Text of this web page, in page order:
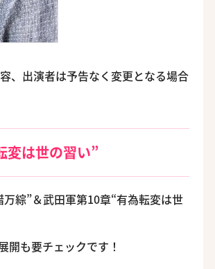
、出演者は予告なく変更となる場合
変は世の習い”
綜”＆武田軍第10章“有為転変は世
開も要チェックです！